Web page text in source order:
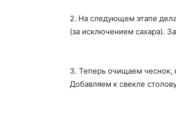
2. На следующем этапе
(за исключением сахара).
3. Теперь очищаем чеснок,
Добавляем к свекле